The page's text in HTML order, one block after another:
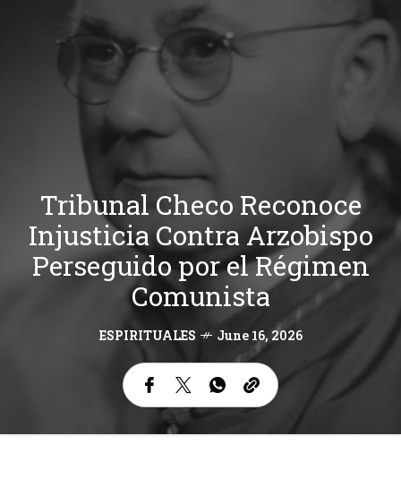
Tribunal Checo Reconoce
Injusticia Contra Arzobispo
Perseguido por el Régimen
Comunista
ESPIRITUALES June 16, 2026